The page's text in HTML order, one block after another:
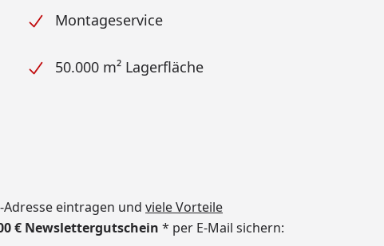
Montageservice
50.000 m² Lagerfläche
Adresse eintragen und viele Vorteile
€ Newslettergutschein * per E-Mail sichern: